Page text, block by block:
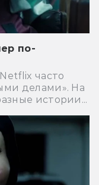
по-
часто
делами». На
истории...